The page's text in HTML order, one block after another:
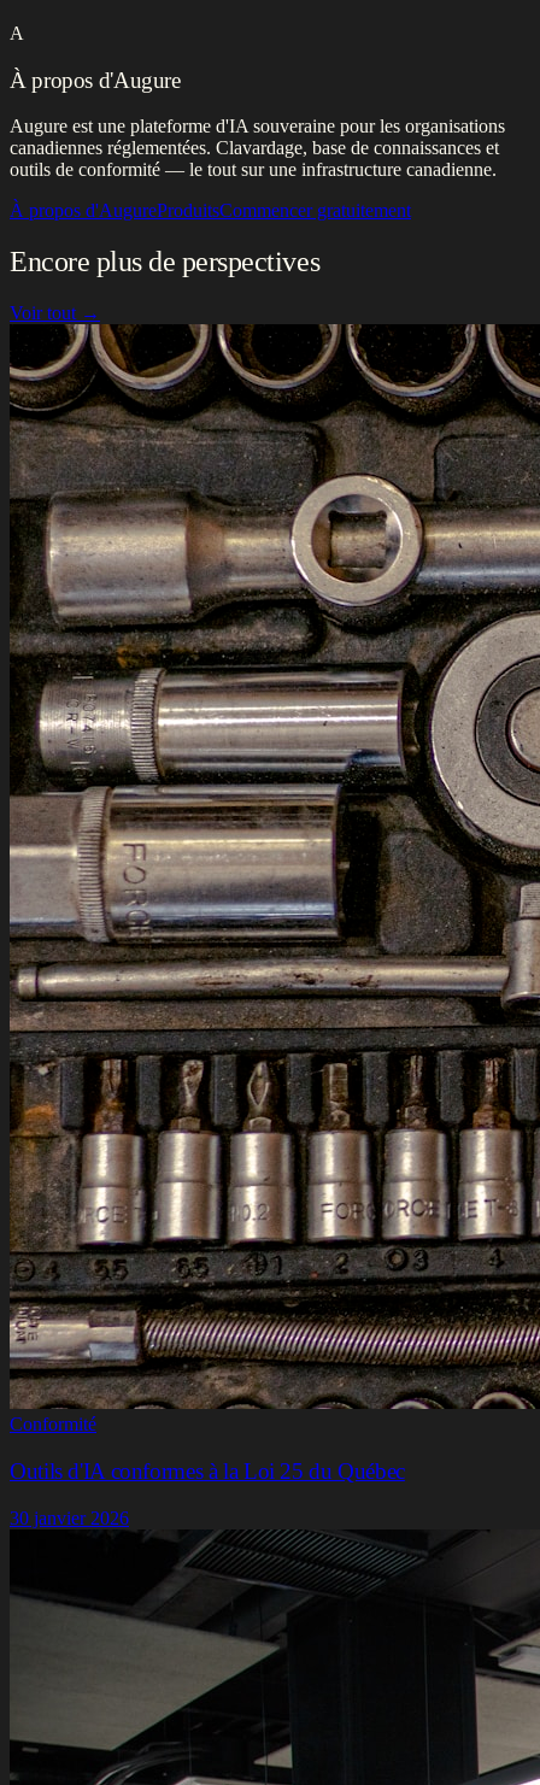
A
À propos d'Augure
Augure est une plateforme d'IA souveraine pour les organisations
canadiennes réglementées. Clavardage, base de connaissances et
outils de conformité — le tout sur une infrastructure canadienne.
À propos d'AugureProduitsCommencer gratuitement
Encore plus de perspectives
Voir tout →
Conformité
Outils d'IA conformes à la Loi 25 du Québec
30 janvier 2026